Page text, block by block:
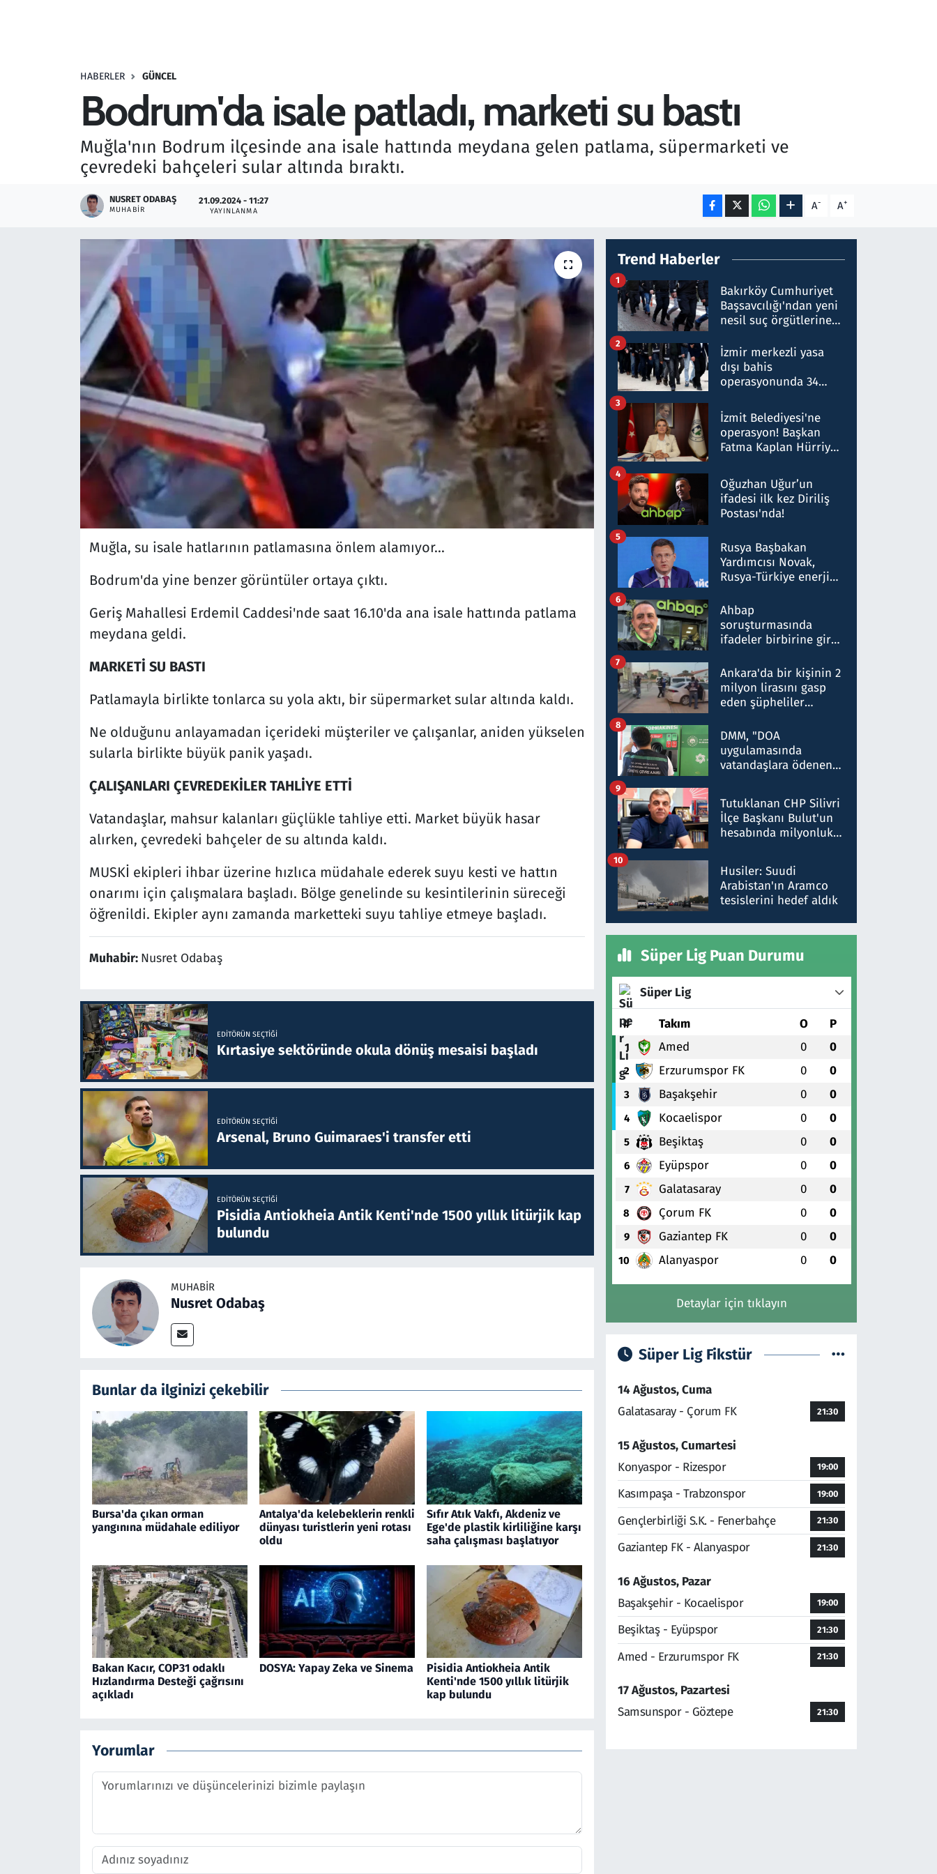
HABERLER GÜNCEL
Bodrum'da isale patladı, marketi su bastı
Muğla'nın Bodrum ilçesinde ana isale hattında meydana gelen patlama, süpermarketi ve
çevredeki bahçeleri sular altında bıraktı.
NUSRET ODABAŞ
MUHABIR
21.09.2024 - 11:27
YAYINLANMA A- A+
Muğla, su isale hatlarının patlamasına önlem alamıyor...
Bodrum'da yine benzer görüntüler ortaya çıktı.
Geriş Mahallesi Erdemil Caddesi'nde saat 16.10'da ana isale hattında patlama
meydana geldi.
MARKETİ SU BASTI
Patlamayla birlikte tonlarca su yola aktı, bir süpermarket sular altında kaldı.
Ne olduğunu anlayamadan içerideki müşteriler ve çalışanlar, aniden yükselen
sularla birlikte büyük panik yaşadı.
ÇALIŞANLARI ÇEVREDEKİLER TAHLİYE ETTİ
Vatandaşlar, mahsur kalanları güçlükle tahliye etti. Market büyük hasar
alırken, çevredeki bahçeler de su altında kaldı.
MUSKİ ekipleri ihbar üzerine hızlıca müdahale ederek suyu kesti ve hattın
onarımı için çalışmalara başladı. Bölge genelinde su kesintilerinin süreceği
öğrenildi. Ekipler aynı zamanda marketteki suyu tahliye etmeye başladı.
Muhabir: Nusret Odabaş
EDITÖRÜN SEÇTIĞI
Kırtasiye sektöründe okula dönüş mesaisi başladı
EDITÖRÜN SEÇTIĞI
Arsenal, Bruno Guimaraes'i transfer etti
EDITÖRÜN SEÇTIĞI
Pisidia Antiokheia Antik Kenti'nde 1500 yıllık litürjik kap
bulundu
MUHABIR
Nusret Odabaş
Bunlar da ilginizi çekebilir
Bursa'da çıkan orman
yangınına müdahale ediliyor
Antalya'da kelebeklerin renkli
dünyası turistlerin yeni rotası
oldu
Sıfır Atık Vakfı, Akdeniz ve
Ege'de plastik kirliliğine karşı
saha çalışması başlatıyor
Bakan Kacır, COP31 odaklı
Hızlandırma Desteği çağrısını
açıkladı
DOSYA: Yapay Zeka ve Sinema
Pisidia Antiokheia Antik
Kenti'nde 1500 yıllık litürjik
kap bulundu
Yorumlar
Trend Haberler
Bakırköy Cumhuriyet
Başsavcılığı'ndan yeni
nesil suç örgütlerine
hakkında gözaltı kararı
1
İzmir merkezli yasa
dışı bahis
operasyonunda 34
Milyar liralık para
trafiği tespit edildi
2
İzmit Belediyesi'ne
operasyon! Başkan
Fatma Kaplan Hürriyet
3
Oğuzhan Uğur’un
ifadesi ilk kez Diriliş
Postası'nda!
4
Rusya Başbakan
Yardımcısı Novak,
Rusya-Türkiye enerji
nitelikte olduğunu
belirtti
5
Ahbap
soruşturmasında
ifadeler birbirine girdi:
ifadelerinden ortaya
çıkan tablo şok etti
6
Ankara'da bir kişinin 2
milyon lirasını gasp
eden şüpheliler
7
DMM, "DOA
uygulamasında
vatandaşlara ödenen
düşürüldüğü" iddiasını
yalanladı
8
Tutuklanan CHP Silivri
İlçe Başkanı Bulut'un
hesabında milyonluk
talimat verdi, ben
gönderdim
9
Husiler: Suudi
Arabistan'ın Aramco
tesislerini hedef aldık
10
Süper Lig Puan Durumu
Süper Lig
# Takım O P
1 Amed 0 0
2 Erzurumspor FK 0 0
3 Başakşehir 0 0
4 Kocaelispor 0 0
5 Beşiktaş 0 0
6 Eyüpspor 0 0
7 Galatasaray 0 0
8 Çorum FK 0 0
9 Gaziantep FK 0 0
10 Alanyaspor 0 0
Detaylar için tıklayın
Süper Lig Fikstür
14 Ağustos, Cuma
Galatasaray - Çorum FK
21:30
15 Ağustos, Cumartesi
Konyaspor - Rizespor
19:00
Kasımpaşa - Trabzonspor 19:00
Gençlerbirliği S.K. - Fenerbahçe 21:30
Gaziantep FK - Alanyaspor 21:30
16 Ağustos, Pazar
Başakşehir - Kocaelispor
19:00
Beşiktaş - Eyüpspor 21:30
Amed - Erzurumspor FK 21:30
17 Ağustos, Pazartesi
Samsunspor - Göztepe
21:30
Savunma Sanayi
Seçim 2023
Teknoloji ve Bilim